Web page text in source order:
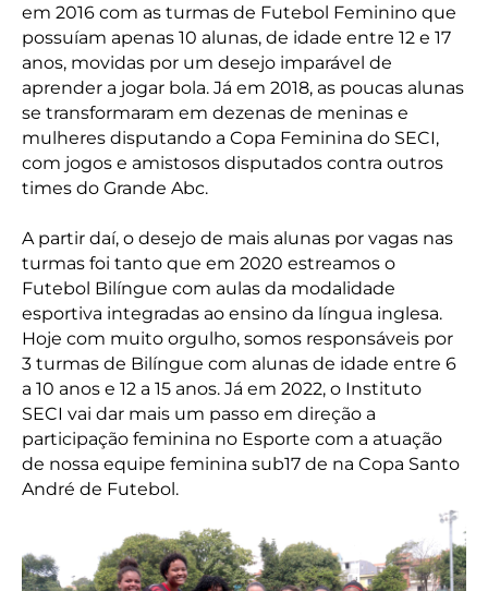
em 2016 com as turmas de Futebol Feminino que
possuíam apenas 10 alunas, de idade entre 12 e 17
anos, movidas por um desejo imparável de
aprender a jogar bola. Já em 2018, as poucas alunas
se transformaram em dezenas de meninas e
mulheres disputando a Copa Feminina do SECI,
com jogos e amistosos disputados contra outros
times do Grande Abc.
A partir daí, o desejo de mais alunas por vagas nas
turmas foi tanto que em 2020 estreamos o
Futebol Bilíngue com aulas da modalidade
esportiva integradas ao ensino da língua inglesa.
Hoje com muito orgulho, somos responsáveis por
3 turmas de Bilíngue com alunas de idade entre 6
a 10 anos e 12 a 15 anos. Já em 2022, o Instituto
SECI vai dar mais um passo em direção a
participação feminina no Esporte com a atuação
de nossa equipe feminina sub17 de na Copa Santo
André de Futebol.